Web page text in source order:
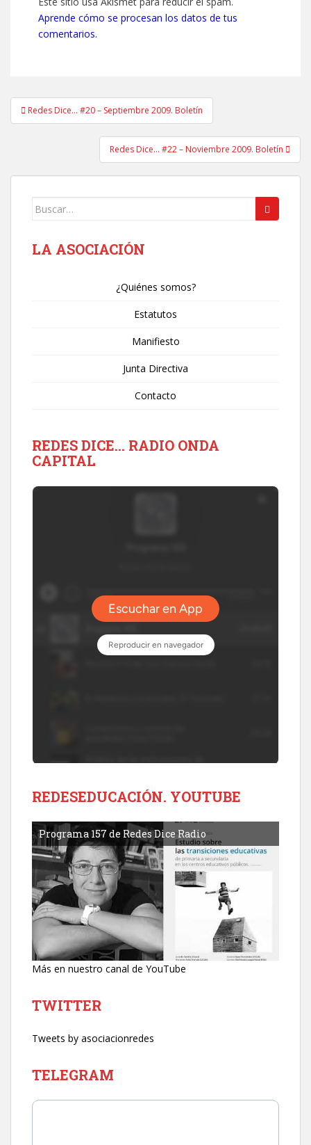
Aprende cómo se procesan los datos de tus
comentarios.
Navegación
de
Redes Dice… #20 – Septiembre 2009. Boletín
Redes Dice… #22 – Noviembre 2009. Boletín
Buscar:
LA ASOCIACIÓN
¿Quiénes somos?
Estatutos
Manifiesto
Junta Directiva
Contacto
REDES DICE… RADIO ONDA
CAPITAL
REDESEDUCACIÓN. YOUTUBE
Programa 157 de Redes Dice Radio
Más en nuestro canal de YouTube
TWITTER
Tweets by asociacionredes
TELEGRAM